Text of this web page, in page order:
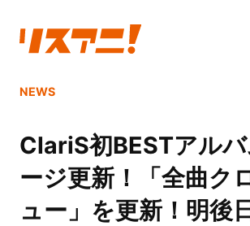
NEWS
ClariS初BESTアル
ージ更新！「全曲ク
ュー」を更新！明後